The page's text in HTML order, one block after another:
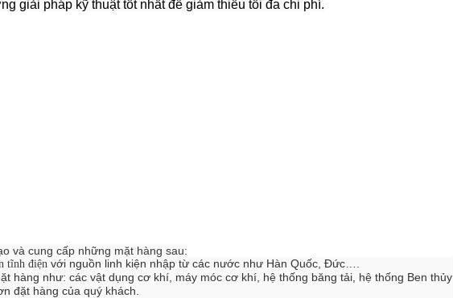
giải pháp kỹ thuật tốt nhất để giảm thiểu tối đa chi phí.
và cung cấp những mặt hàng sau:
tĩnh điện với nguồn linh kiện nhập từ các nước như Hàn Quốc, Đức….
hàng như: các vật dụng cơ khí, máy móc cơ khí, hệ thống băng tải, hệ thống Ben thủy
đặt hàng của quý khách.